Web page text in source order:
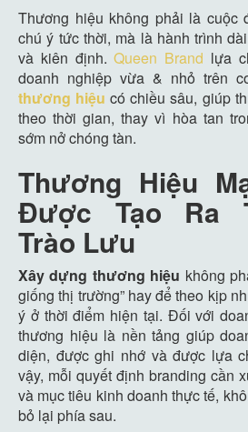
Thương hiệu không phải là cuộc
chú ý tức thời, mà là hành trình
và kiên định.Queen Brand lựa
doanh nghiệp vừa & nhỏ trên
thương hiệu có chiều sâu, giúp
theo thời gian, thay vì hòa tan
sớm nở chóng tàn.
Thương Hiệu
Được Tạo Ra
Trào Lưu
Xây dựng thương hiệu không
giống thị trường” hay để theo kịp
ý ở thời điểm hiện tại. Đối với
thương hiệu là nền tảng giúp
diện, được ghi nhớ và được lựa
vậy, mỗi quyết định branding cần
và mục tiêu kinh doanh thực tế,
bỏ lại phía sau.